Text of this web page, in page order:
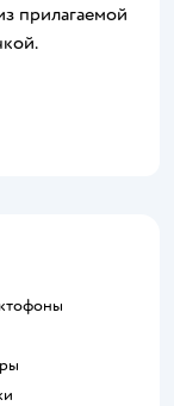
прилагаемой